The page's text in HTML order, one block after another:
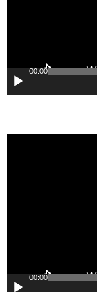
00:00
00:00